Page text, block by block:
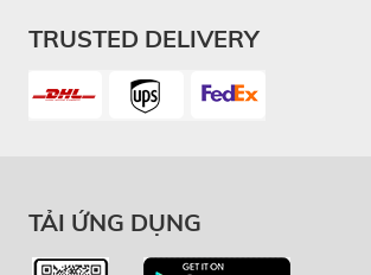
TRUSTED DELIVERY
TẢI ỨNG DỤNG